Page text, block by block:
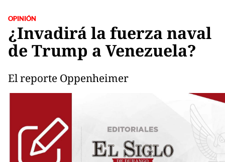
OPINIÓN
¿Invadirá la fuerza naval
de Trump a Venezuela?
El reporte Oppenheimer